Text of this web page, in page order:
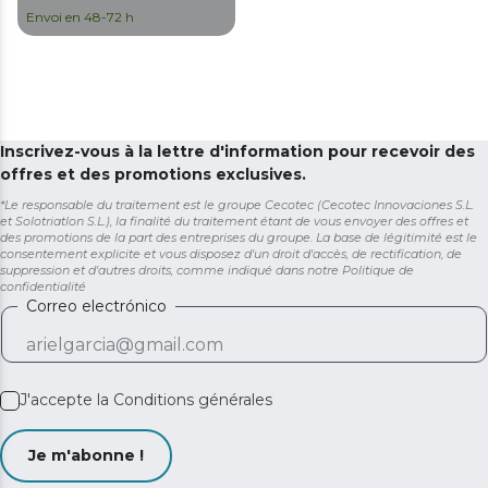
de bains (IP24), silencieux
et 2000 W
Envoi en 48-72 h
Inscrivez-vous à la lettre d'information pour recevoir des
offres et des promotions exclusives.
*Le responsable du traitement est le groupe Cecotec (Cecotec Innovaciones S.L.
et Solotriatlon S.L.), la finalité du traitement étant de vous envoyer des offres et
des promotions de la part des entreprises du groupe. La base de légitimité est le
consentement explicite et vous disposez d'un droit d'accès, de rectification, de
suppression et d'autres droits, comme indiqué dans notre Politique de
confidentialité
Correo electrónico
J'accepte la Conditions générales
Je m'abonne !